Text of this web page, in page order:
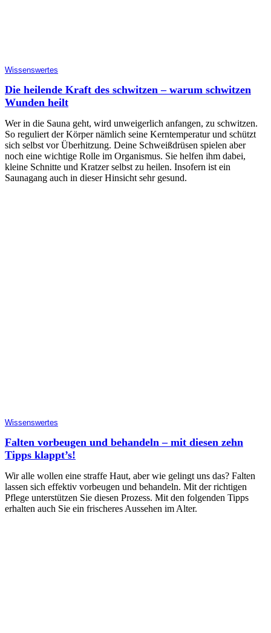
Wissenswertes
Die heilende Kraft des schwitzen – warum schwitzen
Wunden heilt
Wer in die Sauna geht, wird unweigerlich anfangen, zu schwitzen.
So reguliert der Körper nämlich seine Kerntemperatur und schützt
sich selbst vor Überhitzung. Deine Schweißdrüsen spielen aber
noch eine wichtige Rolle im Organismus. Sie helfen ihm dabei,
kleine Schnitte und Kratzer selbst zu heilen. Insofern ist ein
Saunagang auch in dieser Hinsicht sehr gesund.
Wissenswertes
Falten vorbeugen und behandeln – mit diesen zehn
Tipps klappt’s!
Wir alle wollen eine straffe Haut, aber wie gelingt uns das? Falten
lassen sich effektiv vorbeugen und behandeln. Mit der richtigen
Pflege unterstützen Sie diesen Prozess. Mit den folgenden Tipps
erhalten auch Sie ein frischeres Aussehen im Alter.